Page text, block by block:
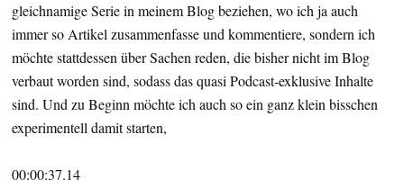
gleichnamige Serie in meinem Blog beziehen, wo ich ja auch
immer so Artikel zusammenfasse und kommentiere, sondern ich
möchte stattdessen über Sachen reden, die bisher nicht im Blog
verbaut worden sind, sodass das quasi Podcast-exklusive Inhalte
sind. Und zu Beginn möchte ich auch so ein ganz klein bisschen
experimentell damit starten,
00:00:37.14